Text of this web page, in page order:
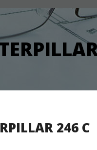
246 C